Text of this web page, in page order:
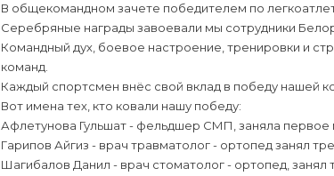
В общекомандном зачете победителем по
Серебряные награды завоевали мы сотрудники
Командный дух, боевое настроение, тренировки и
команд.
Каждый спортсмен внёс свой вклад в победу нашей
Вот имена тех, кто ковали нашу победу:
Афлетунова Гульшат - фельдшер СМП, заняла
Гарипов Айгиз - врач травматолог - ортопед занял
Шагибалов Данил - врач стоматолог - ортопед, занял